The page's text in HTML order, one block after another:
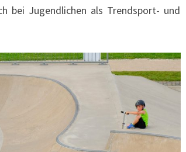
bei Jugendlichen als Trendsport- und